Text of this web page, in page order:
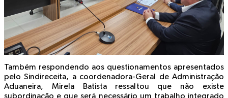
Também respondendo aos questionamentos apresentados
pelo Sindireceita, a coordenadora-Geral de Administração
Aduaneira, Mirela Batista ressaltou que não existe